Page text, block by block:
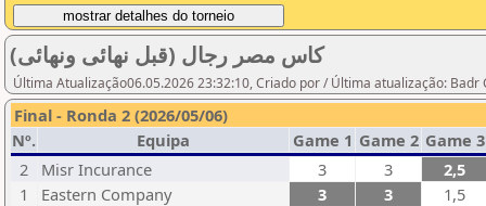
كاس مصر رجال (قبل نهائى ونهائى)
Última Atualização06.05.2026 23:32:10, Criado por / Última atualização: Badr
Final - Ronda 2 (2026/05/06)
Nº.
Equipa Game 1 Game 2 Game 3
2
Misr Incurance 3 3
2,5
1
Eastern Company 3 3
1,5